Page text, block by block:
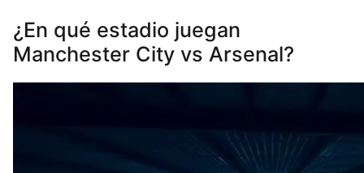
¿En qué estadio juegan
Manchester City vs Arsenal?